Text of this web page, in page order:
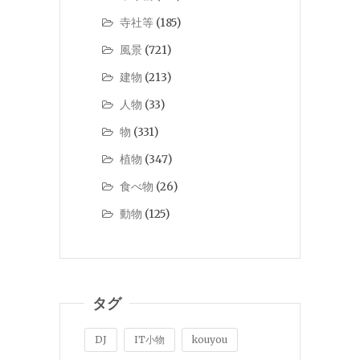
寺社等 (185)
風景 (721)
建物 (213)
人物 (33)
物 (331)
植物 (347)
食べ物 (26)
動物 (125)
タグ
DJ IT小物 kouyou